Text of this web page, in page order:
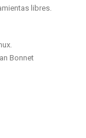
libres.
Bonnet